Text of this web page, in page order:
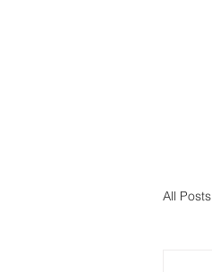
All Posts